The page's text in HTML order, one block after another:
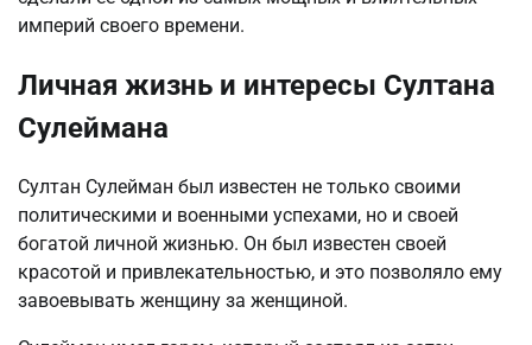
империй своего времени.
Личная жизнь и интересы Султана
Сулеймана
Султан Сулейман был известен не только своими
политическими и военными успехами, но и своей
богатой личной жизнью. Он был известен своей
красотой и привлекательностью, и это позволяло ему
завоевывать женщину за женщиной.